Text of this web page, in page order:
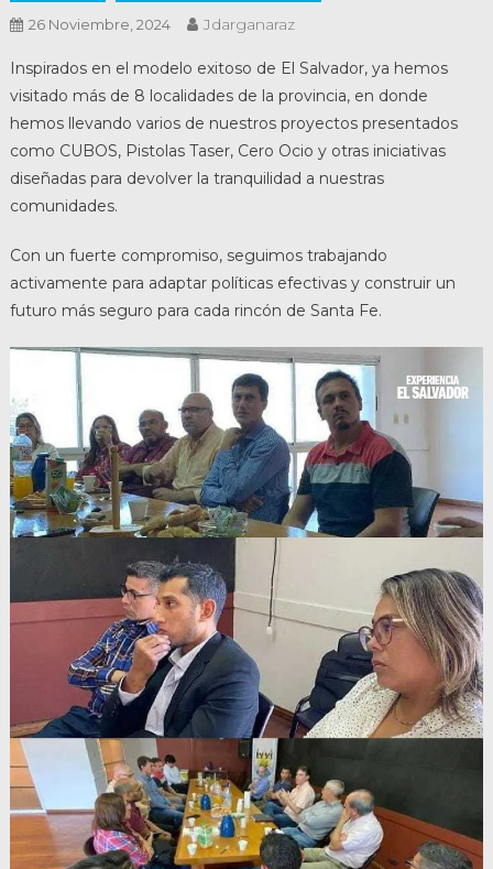
26 Noviembre, 2024 Jdarganaraz
Inspirados en el modelo exitoso de El Salvador, ya hemos
visitado más de 8 localidades de la provincia, en donde
hemos llevando varios de nuestros proyectos presentados
como CUBOS, Pistolas Taser, Cero Ocio y otras iniciativas
diseñadas para devolver la tranquilidad a nuestras
comunidades.
Con un fuerte compromiso, seguimos trabajando
activamente para adaptar políticas efectivas y construir un
futuro más seguro para cada rincón de Santa Fe.